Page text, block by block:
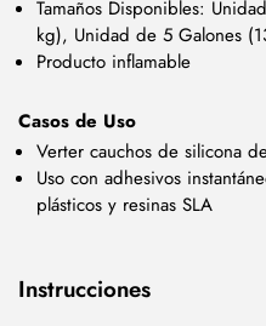
Tamaños Disponibles:
kg), Unidad de 5 Galones
Producto inflamable
Casos de Uso
Verter cauchos de silicona
Uso con adhesivos
plásticos y resinas SLA
Instrucciones